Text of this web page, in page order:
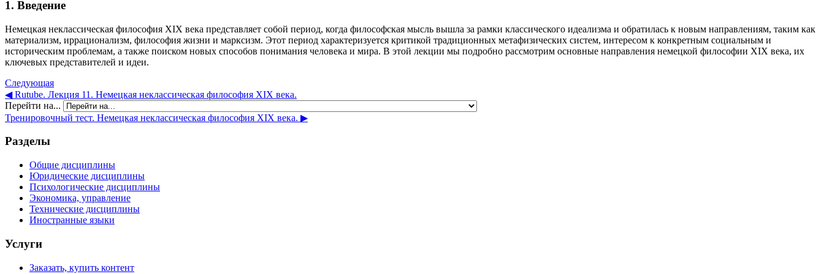
1. Введение
Немецкая неклассическая философия XIX века представляет собой период, когда философская мысль вышла за рамки классического идеализма и обратилась к новым направлениям, таким как
материализм, иррационализм, философия жизни и марксизм. Этот период характеризуется критикой традиционных метафизических систем, интересом к конкретным социальным и
историческим проблемам, а также поиском новых способов понимания человека и мира. В этой лекции мы подробно рассмотрим основные направления немецкой философии XIX века, их
ключевых представителей и идеи.
Следующая
◀︎ Rutube. Лекция 11. Немецкая неклассическая философия XIX века.
Перейти на...
Тренировочный тест. Немецкая неклассическая философия XIX века. ▶︎
Разделы
Общие дисциплины
Юридические дисциплины
Психологические дисциплины
Экономика, управление
Технические дисциплины
Иностранные языки
Услуги
Заказать, купить контент